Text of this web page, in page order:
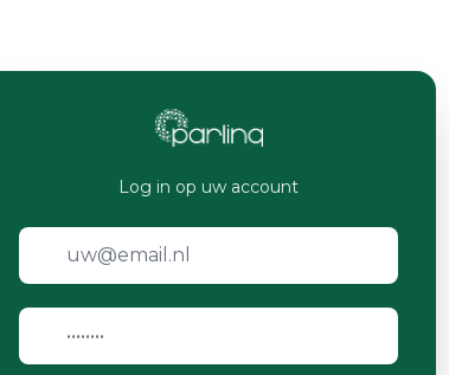
Log in op uw account